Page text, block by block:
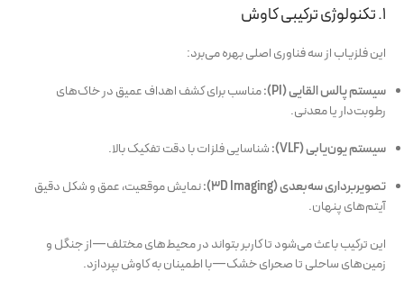
۱. تکنولوژی ترکیبی کاوش
این فلزیاب از سه فناوری اصلی بهره می‌برد:
سیستم پالس القایی (PI):
مناسب برای کشف اهداف عمیق‌ در خاک‌های
رطوبت‌دار یا معدنی.
سیستم یون‌یابی (VLF):
شناسایی فلزات با دقت تفکیک بالا.
تصویربرداری سه‌بعدی (3D Imaging):
نمایش موقعیت، عمق و شکل دقیق
آيتم‌های پنهان.
این ترکیب باعث می‌شود تا کاربر بتواند در محیط‌های مختلف—از جنگل و
زمین‌های ساحلی تا صحرای خشک—با اطمینان به کاوش بپردازد.